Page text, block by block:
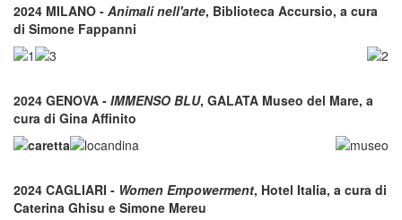
2024 MILANO - Animali nell'arte, Biblioteca Accursio, a cura
di Simone Fappanni
2024 GENOVA - IMMENSO BLU, GALATA Museo del Mare, a
cura di Gina Affinito
2024 CAGLIARI - Women Empowerment, Hotel Italia, a cura di
Caterina Ghisu e Simone Mereu